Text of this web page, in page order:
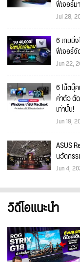
ฟีเจอร์ม
Jul 28,
6 เกมมิ่
ฟีเจอร์จั
Jun 22,
6 โน้ตบุ๊
ค่าตัว ตั
เท่านั้น!
Jun 19,
ASUS
นวัตกร
Jun 4,
วิดีโอแนะนำ